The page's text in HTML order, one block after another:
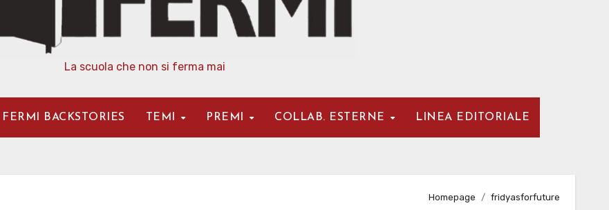
La scuola che non si ferma mai
FERMI BACKSTORIES TEMI PREMI COLLAB. ESTERNE LINEA EDITORIALE
Homepage fridyasforfuture